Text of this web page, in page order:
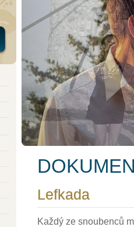
Lefkada
Každý ze snoubenců